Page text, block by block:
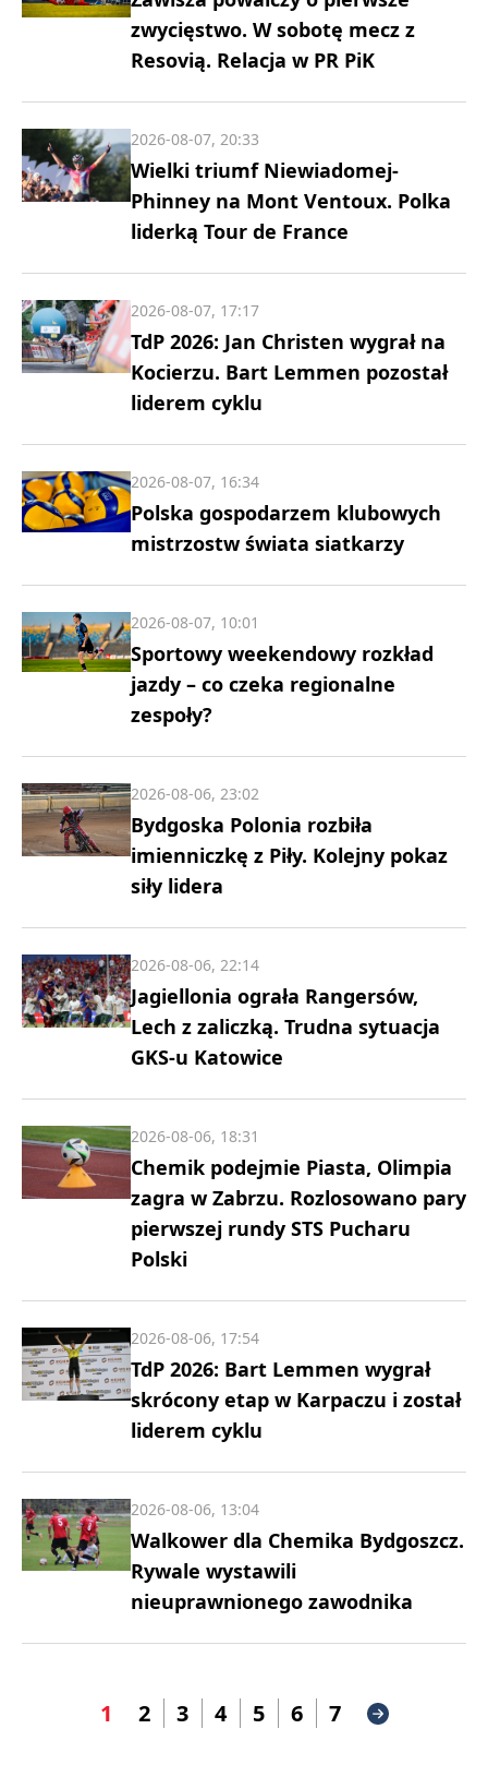
zwycięstwo. W sobotę mecz z
Resovią. Relacja w PR PiK
Wielki triumf Niewiadomej-
Phinney na Mont Ventoux. Polka
liderką Tour de France
2026-08-07, 20:33
TdP 2026: Jan Christen wygrał na
Kocierzu. Bart Lemmen pozostał
liderem cyklu
2026-08-07, 17:17
Polska gospodarzem klubowych
mistrzostw świata siatkarzy
2026-08-07, 16:34
Sportowy weekendowy rozkład
jazdy – co czeka regionalne
zespoły?
2026-08-07, 10:01
Bydgoska Polonia rozbiła
imienniczkę z Piły. Kolejny pokaz
siły lidera
2026-08-06, 23:02
Jagiellonia ograła Rangersów,
Lech z zaliczką. Trudna sytuacja
GKS-u Katowice
2026-08-06, 22:14
Chemik podejmie Piasta, Olimpia
zagra w Zabrzu. Rozlosowano pary
pierwszej rundy STS Pucharu
Polski
2026-08-06, 18:31
TdP 2026: Bart Lemmen wygrał
skrócony etap w Karpaczu i został
liderem cyklu
2026-08-06, 17:54
Walkower dla Chemika Bydgoszcz.
Rywale wystawili
nieuprawnionego zawodnika
2026-08-06, 13:04
1 2 3 4 5 6 7